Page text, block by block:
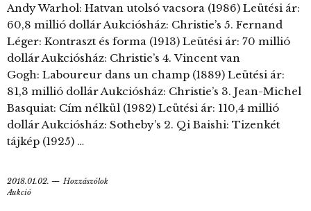
Andy Warhol: Hatvan utolsó vacsora (1986) Leütési ár:
60,8 millió dollár Aukciósház: Christie’s 5. Fernand
Léger: Kontraszt és forma (1913) Leütési ár: 70 millió
dollár Aukciósház: Christie’s 4. Vincent van
Gogh: Laboureur dans un champ (1889) Leütési ár:
81,3 millió dollár Aukciósház: Christie’s 3. Jean-Michel
Basquiat: Cím nélkül (1982) Leütési ár: 110,4 millió
dollár Aukciósház: Sotheby’s 2. Qi Baishi: Tizenkét
tájkép (1925) …
2018.01.02.
Hozzászólok
Aukció